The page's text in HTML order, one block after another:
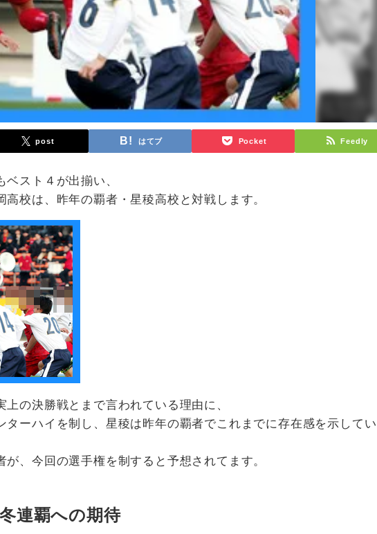
post はてブ Pocket Feedly
スト４が出揃い、
高校は、昨年の覇者・星稜高校と対戦します。
上の決勝戦とまで言われている理由に、
ターハイを制し、星稜は昨年の覇者でこれまでに存在感を示してい
が、今回の選手権を制すると予想されてます。
連覇への期待